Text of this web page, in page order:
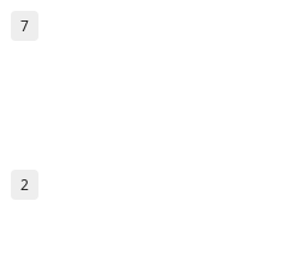
7
2